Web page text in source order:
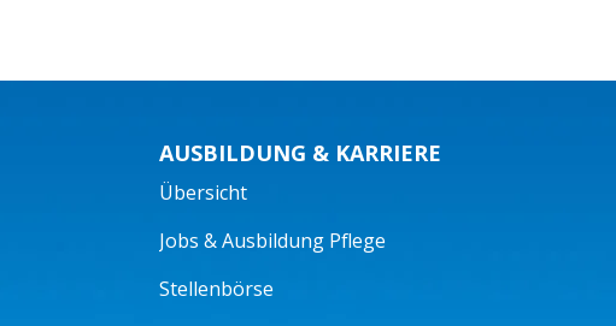
AUSBILDUNG & KARRIERE
Übersicht
Jobs & Ausbildung Pflege
Stellenbörse